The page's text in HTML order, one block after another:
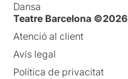
Dansa
Teatre Barcelona ©2026
Atenció al client
Avís legal
Política de privacitat